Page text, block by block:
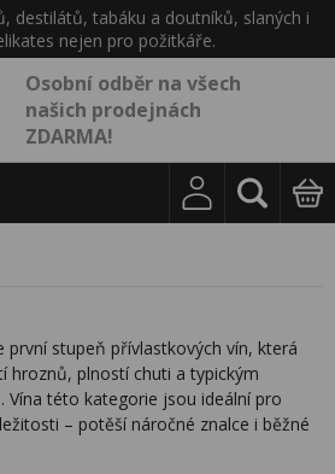
destilátů, tabáku a doutníků, slaných i
nejen pro požitkáře.
Osobní odběr na všech
našich prodejnách
ZDARMA!
první stupeň přívlastkových vín, která
hroznů, plností chuti a typickým
Vína této kategorie jsou ideální pro
– potěší náročné znalce i běžné